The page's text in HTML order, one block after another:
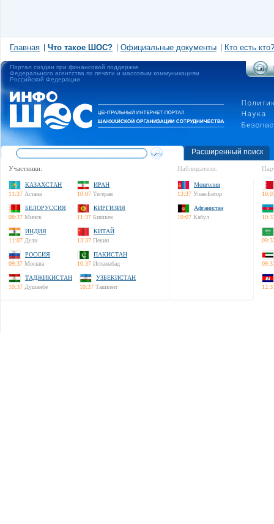
Главная Что такое ШОС? Официальные документы Кто есть кто?
Портал создан при финансовой поддержке
Федерального агентства по печати и массовым коммуникациям
Российской Федерации
Расширенный поиск
Участники:
КАЗАХСТАН
11:37 Астана
ИРАН
10:07 Тегеран
БЕЛОРУССИЯ
08:37 Минск
КИРГИЗИЯ
11:37 Бишкек
ИНДИЯ
11:07 Дели
КИТАЙ
13:37 Пекин
РОССИЯ
09:37 Москва
ПАКИСТАН
10:37 Исламабад
ТАДЖИКИСТАН
10:37 Душанбе
УЗБЕКИСТАН
10:37 Ташкент
Наблюдатели:
Монголия
13:37 Улан-Батор
Афганистан
10:07 Кабул